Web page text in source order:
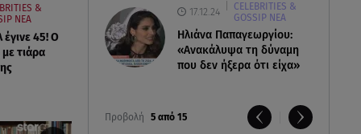
17.12.24
CELEBRITIES &
GOSSIP ΝΕΑ
Ηλιάνα Παπαγεωργίου:
«Ανακάλυψα τη δύναμη
που δεν ήξερα ότι είχα»
Προβολή 5 από 15
&
ΝΕΑ
45! Ο
τιάρα